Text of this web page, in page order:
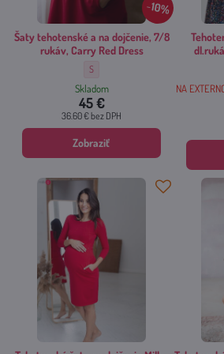
10%
Šaty tehotenské a na dojčenie, 7/8
rukáv, Carry Red Dress
Šaty tehotenské a na dojčenie, 7/8
S
Skladom
45 €
36.60 €bez DPH
Zobraziť
NA